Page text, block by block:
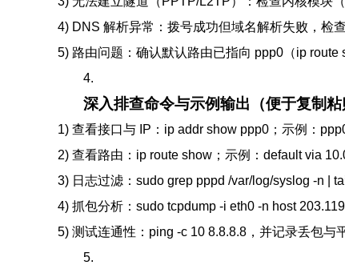
4) DNS 解析异常：拨号成功但域名解析失败，检
5) 路由问题：确认默认路由已指向 ppp0（ip route
4.
深入排查命令与示例输出（便于复制粘
1) 查看接口与 IP：ip addr show ppp0；示例：
2) 查看路由：ip route show；示例：default via
3) 日志过滤：sudo grep pppd /var/log/syslog -n |
4) 抓包分析：sudo tcpdump -i eth0 -n host
5) 测试连通性：ping -c 10 8.8.8.8，并记录丢包与
5.